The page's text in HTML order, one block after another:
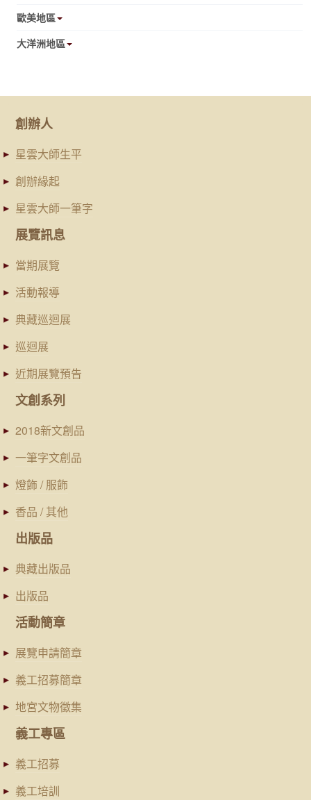
歐美地區
大洋洲地區
創辦人
星雲大師生平
創辦緣起
星雲大師一筆字
展覽訊息
當期展覽
活動報導
典藏巡迴展
巡迴展
近期展覽預告
文創系列
2018新文創品
一筆字文創品
燈飾 / 服飾
香品 / 其他
出版品
典藏出版品
出版品
活動簡章
展覽申請簡章
義工招募簡章
地宮文物徵集
義工專區
義工招募
義工培訓